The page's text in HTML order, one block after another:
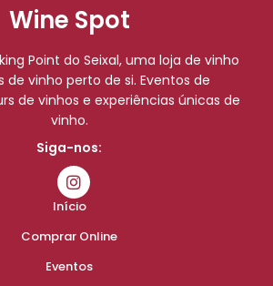
Wine Spot
Point do Seixal, uma loja de vinho
de vinho perto de si. Eventos de
de vinhos e experiências únicas de
vinho.
Siga-nos:
Início
Comprar Online
Eventos